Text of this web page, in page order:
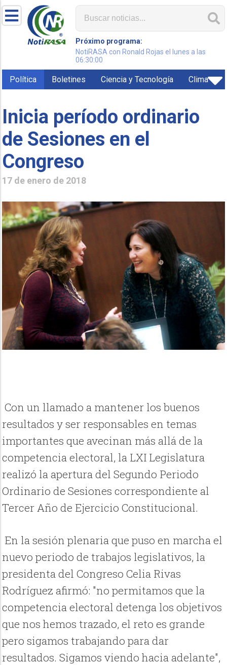
Próximo programa:
NotiRASA con Ronald Rojas el lunes a las
06:30:00
Política Boletines Ciencia y Tecnología Clima
Inicia período ordinario
de Sesiones en el
Congreso
17 de enero de 2018
Con un llamado a mantener los buenos
resultados y ser responsables en temas
importantes que avecinan más allá de la
competencia electoral, la LXI Legislatura
realizó la apertura del Segundo Periodo
Ordinario de Sesiones correspondiente al
Tercer Año de Ejercicio Constitucional.
En la sesión plenaria que puso en marcha el
nuevo periodo de trabajos legislativos, la
presidenta del Congreso Celia Rivas
Rodríguez afirmó: "no permitamos que la
competencia electoral detenga los objetivos
que nos hemos trazado, el reto es grande
pero sigamos trabajando para dar
resultados. Sigamos viendo hacia adelante",